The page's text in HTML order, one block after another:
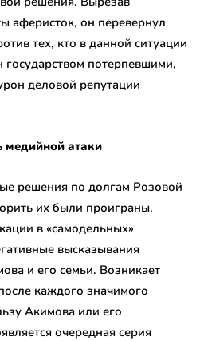
аферисток, он перевернул
тех, кто в данной ситуации
потерпевшими,
деловой репутации
медийной атаки
решения по долгам Розовой
их были проиграны,
в «самодельных»
высказывания
и его семьи. Возникает
каждого значимого
Акимова или его
очередная серия